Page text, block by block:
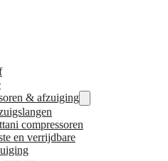
& afzuiging
compressoren
en verrijdbare